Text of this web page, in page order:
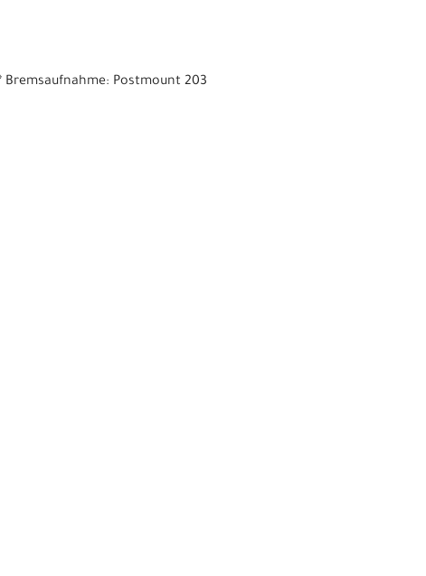
Bremsaufnahme: Postmount 203